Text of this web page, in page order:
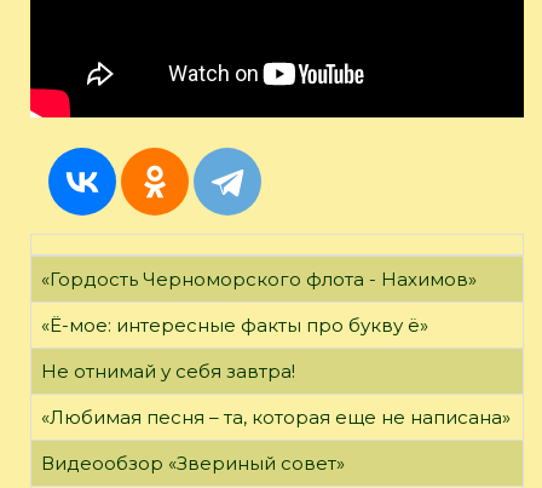
«Гордость Черноморского флота - Нахимов»
«Ё-мое: интересные факты про букву ё»
Не отнимай у себя завтра!
«Любимая песня – та, которая еще не написана»
Видеообзор «Звериный совет»